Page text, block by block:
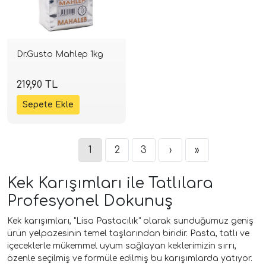
Dr.Gusto Mahlep 1kg
219,90 TL
1 2 3 › »
Kek Karışımları ile Tatlılara
Profesyonel Dokunuş
Kek karışımları, "Lisa Pastacılık" olarak sunduğumuz geniş
ürün yelpazesinin temel taşlarından biridir. Pasta, tatlı ve
içeceklerle mükemmel uyum sağlayan keklerimizin sırrı,
özenle seçilmiş ve formüle edilmiş bu karışımlarda yatıyor.